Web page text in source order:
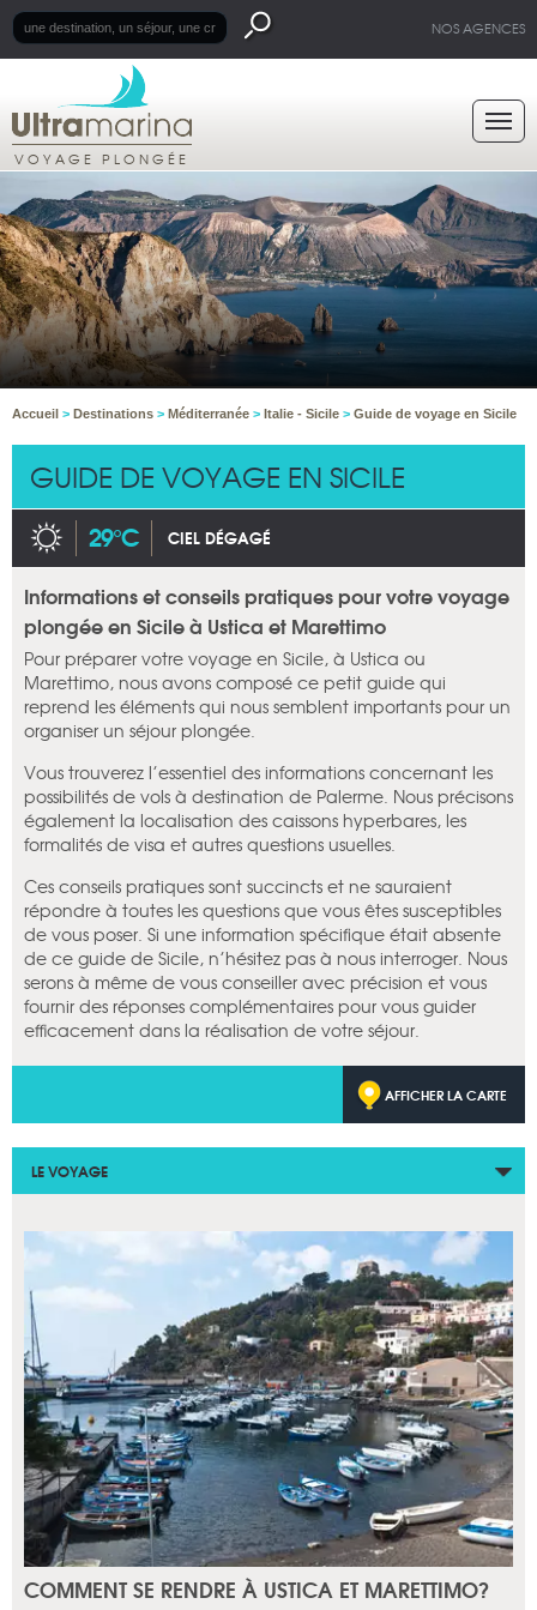
NOS AGENCES
VOYAGE PLONGÉE
Accueil > Destinations > Méditerranée > Italie - Sicile > Guide de voyage en Sicile
GUIDE DE VOYAGE EN SICILE
29°C CIEL DÉGAGÉ
Informations et conseils pratiques pour votre voyage
plongée en Sicile à Ustica et Marettimo
Pour préparer votre voyage en Sicile, à Ustica ou
Marettimo, nous avons composé ce petit guide qui
reprend les éléments qui nous semblent importants pour un
organiser un séjour plongée.
Vous trouverez l’essentiel des informations concernant les
possibilités de vols à destination de Palerme. Nous précisons
également la localisation des caissons hyperbares, les
formalités de visa et autres questions usuelles.
Ces conseils pratiques sont succincts et ne sauraient
répondre à toutes les questions que vous êtes susceptibles
de vous poser. Si une information spécifique était absente
de ce guide de Sicile, n’hésitez pas à nous interroger. Nous
serons à même de vous conseiller avec précision et vous
fournir des réponses complémentaires pour vous guider
efficacement dans la réalisation de votre séjour.
AFFICHER LA CARTE
LE VOYAGE
COMMENT SE RENDRE À USTICA ET MARETTIMO?